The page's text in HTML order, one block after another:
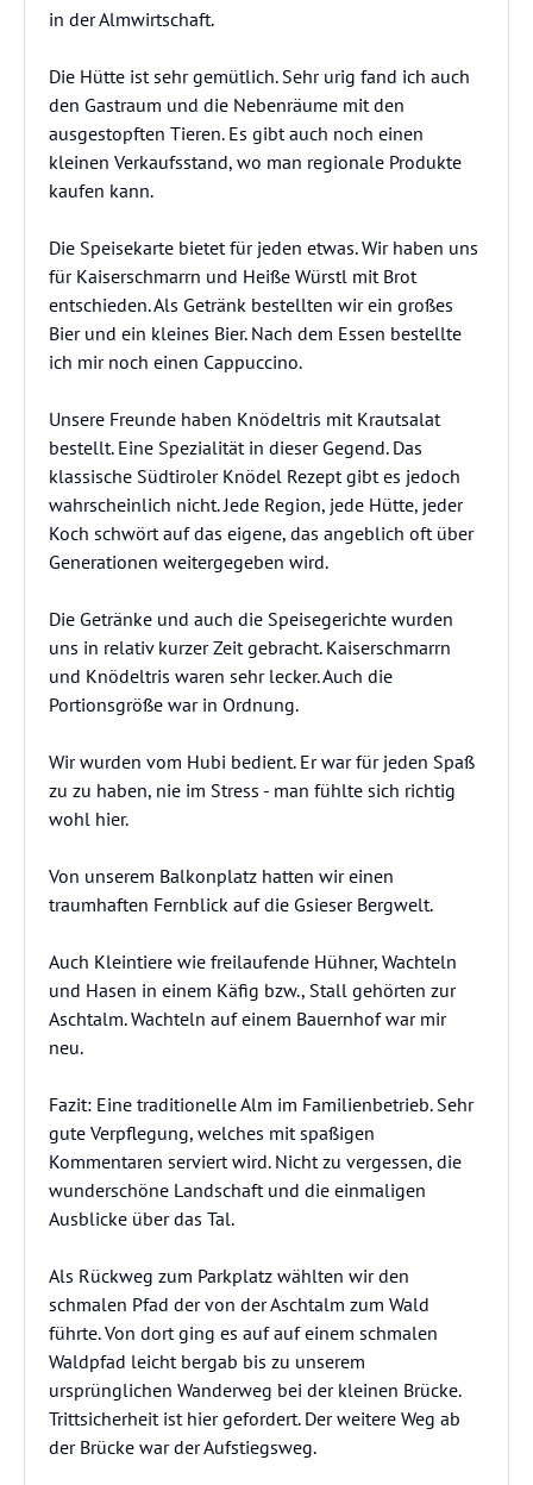
in der Almwirtschaft.
Die Hütte ist sehr gemütlich. Sehr urig fand ich auch
den Gastraum und die Nebenräume mit den
ausgestopften Tieren. Es gibt auch noch einen
kleinen Verkaufsstand, wo man regionale Produkte
kaufen kann.
Die Speisekarte bietet für jeden etwas. Wir haben uns
für Kaiserschmarrn und Heiße Würstl mit Brot
entschieden. Als Getränk bestellten wir ein großes
Bier und ein kleines Bier. Nach dem Essen bestellte
ich mir noch einen Cappuccino.
Unsere Freunde haben Knödeltris mit Krautsalat
bestellt. Eine Spezialität in dieser Gegend. Das
klassische Südtiroler Knödel Rezept gibt es jedoch
wahrscheinlich nicht. Jede Region, jede Hütte, jeder
Koch schwört auf das eigene, das angeblich oft über
Generationen weitergegeben wird.
Die Getränke und auch die Speisegerichte wurden
uns in relativ kurzer Zeit gebracht. Kaiserschmarrn
und Knödeltris waren sehr lecker. Auch die
Portionsgröße war in Ordnung.
Wir wurden vom Hubi bedient. Er war für jeden Spaß
zu zu haben, nie im Stress - man fühlte sich richtig
wohl hier.
Von unserem Balkonplatz hatten wir einen
traumhaften Fernblick auf die Gsieser Bergwelt.
Auch Kleintiere wie freilaufende Hühner, Wachteln
und Hasen in einem Käfig bzw., Stall gehörten zur
Aschtalm. Wachteln auf einem Bauernhof war mir
neu.
Fazit: Eine traditionelle Alm im Familienbetrieb. Sehr
gute Verpflegung, welches mit spaßigen
Kommentaren serviert wird. Nicht zu vergessen, die
wunderschöne Landschaft und die einmaligen
Ausblicke über das Tal.
Als Rückweg zum Parkplatz wählten wir den
schmalen Pfad der von der Aschtalm zum Wald
führte. Von dort ging es auf auf einem schmalen
Waldpfad leicht bergab bis zu unserem
ursprünglichen Wanderweg bei der kleinen Brücke.
Trittsicherheit ist hier gefordert. Der weitere Weg ab
der Brücke war der Aufstiegsweg.